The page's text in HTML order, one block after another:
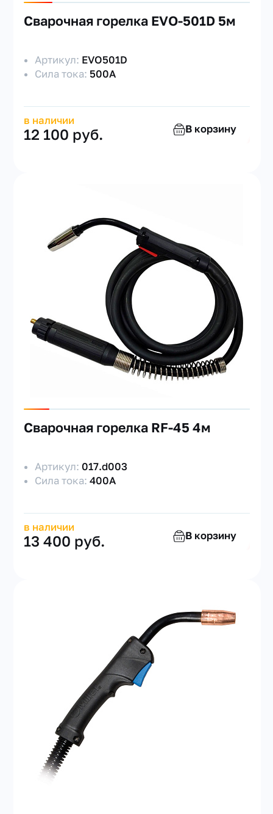
Сварочная горелка EVO-501D 5м
Артикул: EVO501D
Сила тока: 500А
в наличии
12 100 руб. В корзину
Сварочная горелка RF-45 4м
Артикул: 017.d003
Сила тока:400А
в наличии
13 400 руб. В корзину